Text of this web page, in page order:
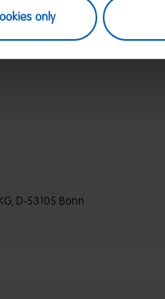
only
Johannisbeere; Farbstoffe:
Kann Spuren von MILCH
D-53105 Bonn